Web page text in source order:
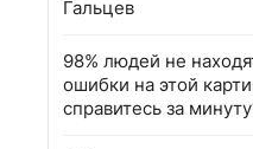
Гальцев
98% людей не
ошибки на этой
справитесь за